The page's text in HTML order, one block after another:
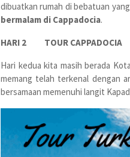
dibuatkan rumah di bebatuan
bermalam di Cappadocia.
HARI 2 TOUR CAPPADOCIA
Hari kedua kita masih berada
memang telah terkenal dengan
bersamaan memenuhi langit